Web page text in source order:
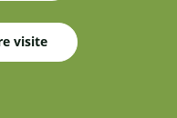
visite